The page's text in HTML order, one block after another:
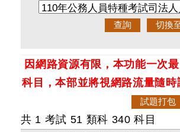
因網路資源有限，本功能一次
科目，本部並將視網路流量隨時
共 1 考試 51 類科 340 科目